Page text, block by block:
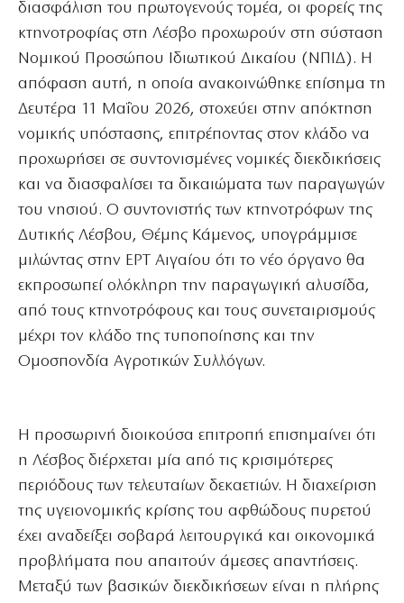
διασφάλιση του πρωτογενούς τομέα, οι φορείς της
κτηνοτροφίας στη Λέσβο προχωρούν στη σύσταση
Νομικού Προσώπου Ιδιωτικού Δικαίου (ΝΠΙΔ). Η
απόφαση αυτή, η οποία ανακοινώθηκε επίσημα τη
Δευτέρα 11 Μαΐου 2026, στοχεύει στην απόκτηση
νομικής υπόστασης, επιτρέποντας στον κλάδο να
προχωρήσει σε συντονισμένες νομικές διεκδικήσεις
και να διασφαλίσει τα δικαιώματα των παραγωγών
του νησιού. Ο συντονιστής των κτηνοτρόφων της
Δυτικής Λέσβου, Θέμης Κάμενος, υπογράμμισε
μιλώντας στην ΕΡΤ Αιγαίου ότι το νέο όργανο θα
εκπροσωπεί ολόκληρη την παραγωγική αλυσίδα,
από τους κτηνοτρόφους και τους συνεταιρισμούς
μέχρι τον κλάδο της τυποποίησης και την
Ομοσπονδία Αγροτικών Συλλόγων.
Η προσωρινή διοικούσα επιτροπή επισημαίνει ότι
η Λέσβος διέρχεται μία από τις κρισιμότερες
περιόδους των τελευταίων δεκαετιών. Η διαχείριση
της υγειονομικής κρίσης του αφθώδους πυρετού
έχει αναδείξει σοβαρά λειτουργικά και οικονομικά
προβλήματα που απαιτούν άμεσες απαντήσεις.
Μεταξύ των βασικών διεκδικήσεων είναι η πλήρης